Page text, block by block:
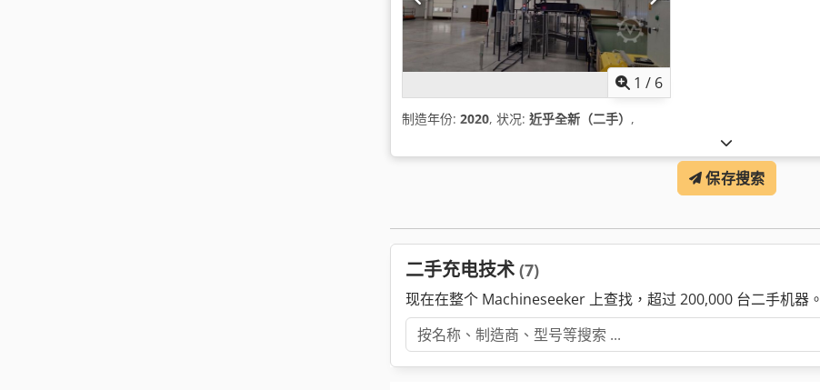
1 / 6
制造年份: 2020, 状况: 近乎全新（二手） ,
保存搜索
二手充电技术 (7)
现在在整个 Machineseeker 上查找，超过 200,000 台二手机器。